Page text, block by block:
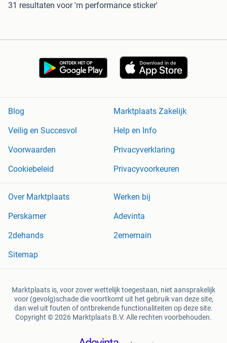
31 resultaten voor 'm performance sticker'
Blog
Marktplaats Zakelijk
Veilig en Succesvol
Help en Info
Voorwaarden
Privacyverklaring
Cookiebeleid
Privacyvoorkeuren
Over Marktplaats
Werken bij
Perskamer
Adevinta
2dehands
2ememain
Sitemap
Marktplaats is, voor zover wettelijk toegestaan, niet aansprakelijk
voor (gevolg)schade die voortkomt uit het gebruik van deze site,
dan wel uit fouten of ontbrekende functionaliteiten op deze site.
Copyright © 2026 Marktplaats B.V. Alle rechten voorbehouden.